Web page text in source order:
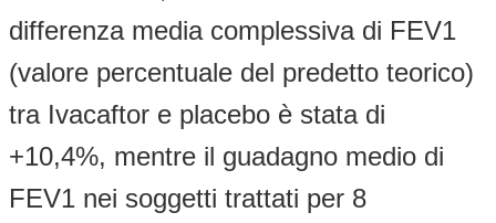
differenza media complessiva di FEV1
(valore percentuale del predetto teorico)
tra Ivacaftor e placebo è stata di
+10,4%, mentre il guadagno medio di
FEV1 nei soggetti trattati per 8